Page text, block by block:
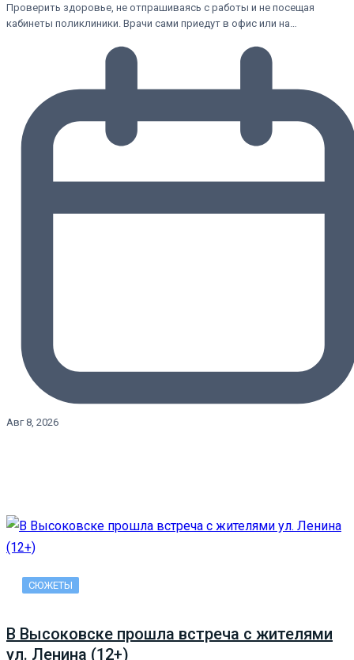
Проверить здоровье, не отпрашиваясь с работы и не посещая
кабинеты поликлиники. Врачи сами приедут в офис или на…
Авг 8, 2026
СЮЖЕТЫ
В Высоковске прошла встреча с жителями
ул. Ленина (12+)